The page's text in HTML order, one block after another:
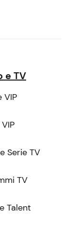
e TV
VIP
Serie TV
TV
Talent